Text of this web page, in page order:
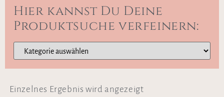
Hier kannst Du Deine
Produktsuche verfeinern:
Einzelnes Ergebnis wird angezeigt